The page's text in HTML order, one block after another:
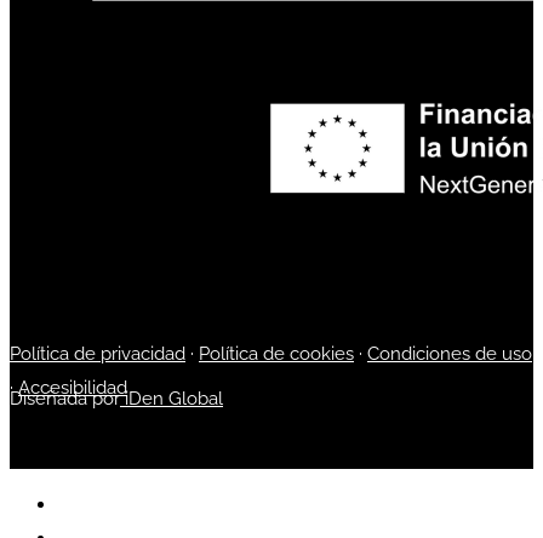
Política de privacidad · Política de cookies · Condiciones de uso
·Accesibilidad
Diseñada poriDen Global